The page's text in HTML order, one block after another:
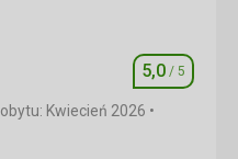
Google Translate
Ocena
5,0 / 5
Kwiecień 2026